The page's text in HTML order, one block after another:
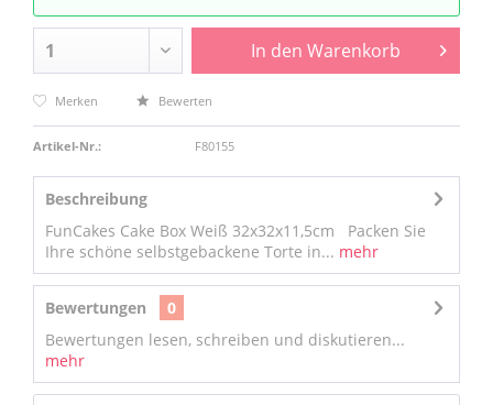
In den Warenkorb
Merken Bewerten
Artikel-Nr.: F80155
Beschreibung
FunCakes Cake Box Weiß 32x32x11,5cm Packen Sie
Ihre schöne selbstgebackene Torte in... mehr
Bewertungen
0
Bewertungen lesen, schreiben und diskutieren...
mehr